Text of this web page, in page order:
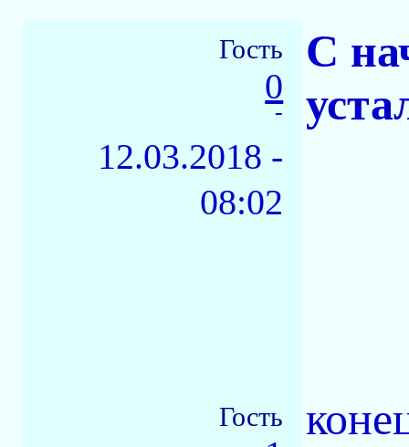
Гость
0
-
12.03.2018 -
08:02
С
Гость